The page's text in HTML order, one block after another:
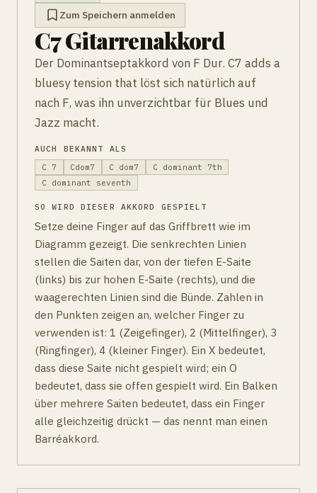
Zum Speichern anmelden
C7 Gitarrenakkord
Der Dominantseptakkord von F Dur. C7 adds a
bluesy tension that löst sich natürlich auf
nach F, was ihn unverzichtbar für Blues und
Jazz macht.
AUCH BEKANNT ALS
C 7
Cdom7 C dom7
C dominant 7th
C dominant seventh
SO WIRD DIESER AKKORD GESPIELT
Setze deine Finger auf das Griffbrett wie im
Diagramm gezeigt. Die senkrechten Linien
stellen die Saiten dar, von der tiefen E-Saite
(links) bis zur hohen E-Saite (rechts), und die
waagerechten Linien sind die Bünde. Zahlen in
den Punkten zeigen an, welcher Finger zu
verwenden ist: 1 (Zeigefinger), 2 (Mittelfinger), 3
(Ringfinger), 4 (kleiner Finger). Ein X bedeutet,
dass diese Saite nicht gespielt wird; ein O
bedeutet, dass sie offen gespielt wird. Ein Balken
über mehrere Saiten bedeutet, dass ein Finger
alle gleichzeitig drückt — das nennt man einen
Barréakkord.